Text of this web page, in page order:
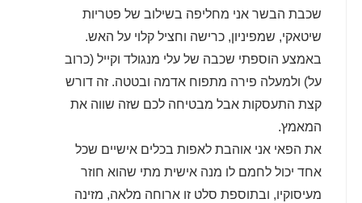
שכבת הבשר אני מחליפה בשילוב של פטריות
שיטאקי, שמפיניון, כרישה וחציל קלוי על האש.
באמצע הוספתי שכבה של עלי מנגולד וקייל (כרוב
על) ולמעלה פירה מתפוח אדמה ובטטה. זה דורש
קצת התעסקות אבל מבטיחה לכם שזה שווה את
המאמץ.
את הפאי אני אוהבת לאפות בכלים אישיים שכל
אחד יכול לחמם לו מנה אישית מתי שהוא חוזר
מעיסוקיו, ובתוספת סלט זו ארוחה מלאה, מזינה